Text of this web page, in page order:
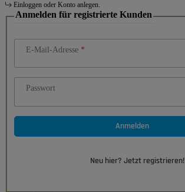
Einloggen oder Konto anlegen.
Anmelden für registrierte Kunden
E-Mail-Adresse
Passwort
Anmelden
Neu hier? Jetzt registrieren!